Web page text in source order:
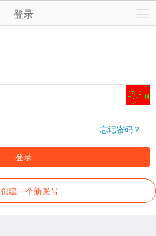
登录
忘记密码？
登录
创建一个新账号